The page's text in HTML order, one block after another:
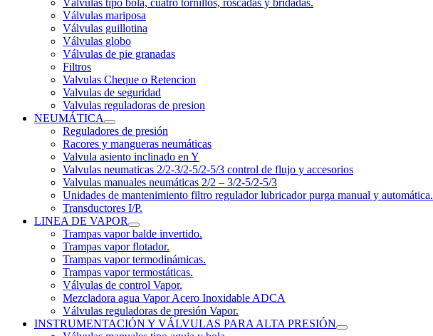
Válvulas tipo bola, cuatro tornillos, roscadas y bridadas.
Válvulas mariposa
Válvulas guillotina
Válvulas globo
Válvulas de pie granadas
Filtros
Valvulas Cheque o Retencion
Valvulas de seguridad
Valvulas reguladoras de presion
NEUMÁTICA
Reguladores de presión
Racores y mangueras neumáticas
Valvula asiento inclinado en Y
Valvulas neumaticas 2/2-3/2-5/2-5/3 control de flujo y accesorios
Valvulas manuales neumáticas 2/2 – 3/2-5/2-5/3
Unidades de mantenimiento filtro regulador lubricador purga manual y automática.
Transductores I/P.
LINEA DE VAPOR
Trampas vapor balde invertido.
Trampas vapor flotador.
Trampas vapor termodinámicas.
Trampas vapor termostáticas.
Válvulas de control Vapor.
Mezcladora agua Vapor Acero Inoxidable ADCA
Válvulas reguladoras de presión Vapor.
INSTRUMENTACIÓN Y VÁLVULAS PARA ALTA PRESIÓN